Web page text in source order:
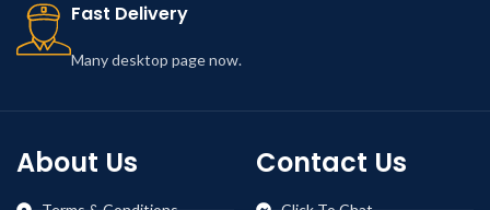
Fast Delivery
Many desktop page now.
About Us Contact Us